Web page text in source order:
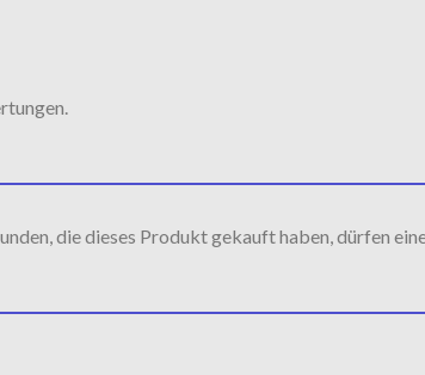
die dieses Produkt gekauft haben, dürfen